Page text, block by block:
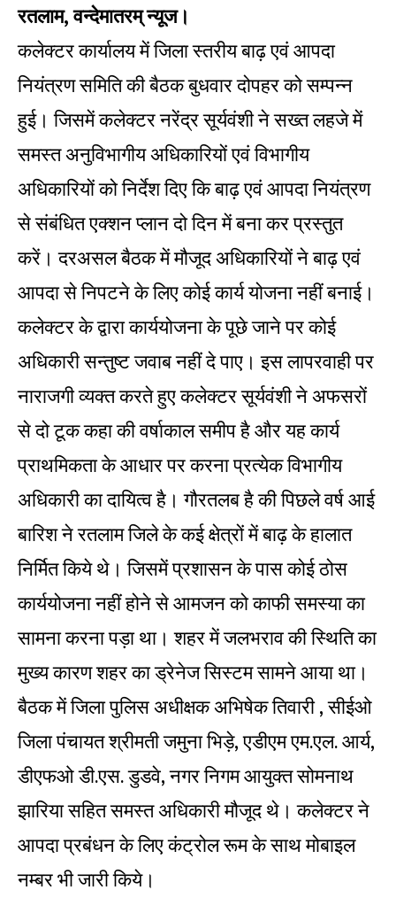
रतलाम, वन्देमातरम् न्यूज।
कलेक्टर कार्यालय में जिला स्तरीय बाढ़ एवं आपदा
नियंत्रण समिति की बैठक बुधवार दोपहर को सम्पन्न
हुई। जिसमें कलेक्टर नरेंद्र सूर्यवंशी ने सख्त लहजे में
समस्त अनुविभागीय अधिकारियों एवं विभागीय
अधिकारियों को निर्देश दिए कि बाढ़ एवं आपदा नियंत्रण
से संबंधित एक्शन प्लान दो दिन में बना कर प्रस्तुत
करें। दरअसल बैठक में मौजूद अधिकारियों ने बाढ़ एवं
आपदा से निपटने के लिए कोई कार्य योजना नहीं बनाई।
कलेक्टर के द्वारा कार्ययोजना के पूछे जाने पर कोई
अधिकारी सन्तुष्ट जवाब नहीं दे पाए। इस लापरवाही पर
नाराजगी व्यक्त करते हुए कलेक्टर सूर्यवंशी ने अफसरों
से दो टूक कहा की वर्षाकाल समीप है और यह कार्य
प्राथमिकता के आधार पर करना प्रत्येक विभागीय
अधिकारी का दायित्व है। गौरतलब है की पिछले वर्ष आई
बारिश ने रतलाम जिले के कई क्षेत्रों में बाढ़ के हालात
निर्मित किये थे। जिसमें प्रशासन के पास कोई ठोस
कार्ययोजना नहीं होने से आमजन को काफी समस्या का
सामना करना पड़ा था। शहर में जलभराव की स्थिति का
मुख्य कारण शहर का ड्रेनेज सिस्टम सामने आया था।
बैठक में जिला पुलिस अधीक्षक अभिषेक तिवारी , सीईओ
जिला पंचायत श्रीमती जमुना भिड़े, एडीएम एम.एल. आर्य,
डीएफओ डी.एस. डुडवे, नगर निगम आयुक्त सोमनाथ
झारिया सहित समस्त अधिकारी मौजूद थे। कलेक्टर ने
आपदा प्रबंधन के लिए कंट्रोल रूम के साथ मोबाइल
नम्बर भी जारी किये।